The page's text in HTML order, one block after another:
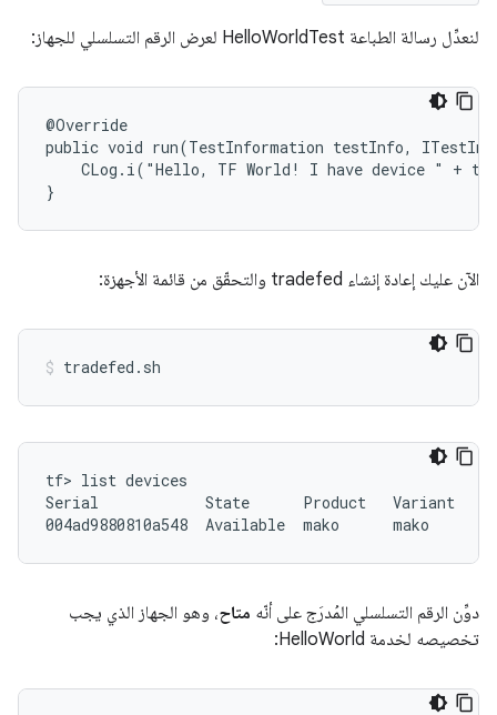
لنعدِّل رسالة الطباعة HelloWorldTest لعرض الرقم التسلسلي للجهاز:
@Override
public void run(TestInformation testInfo,
CLog.i("Hello, TF World! I have device " +
}
الآن عليك إعادة إنشاء tradefed والتحقّق من قائمة الأجهزة:
tf> list devices
Serial            State      Product   Variant
دوِّن الرقم التسلسلي المُدرَج على أنّه متاح، وهو الجهاز الذي يجب
تخصيصه لخدمة HelloWorld: